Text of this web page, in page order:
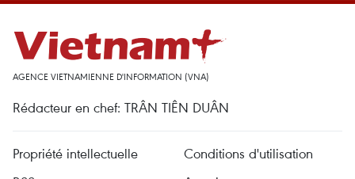
AGENCE VIETNAMIENNE D'INFORMATION (VNA)
Rédacteur en chef: TRÂN TIÊN DUÂN
Propriété intellectuelle
Conditions d'utilisation